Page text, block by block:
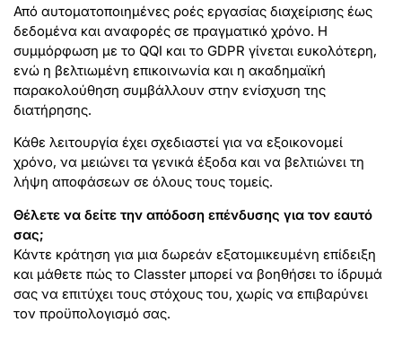
Από αυτοματοποιημένες ροές εργασίας διαχείρισης έως
δεδομένα και αναφορές σε πραγματικό χρόνο. Η
συμμόρφωση με το QQI και το GDPR γίνεται ευκολότερη,
ενώ η βελτιωμένη επικοινωνία και η ακαδημαϊκή
παρακολούθηση συμβάλλουν στην ενίσχυση της
διατήρησης.
Κάθε λειτουργία έχει σχεδιαστεί για να εξοικονομεί
χρόνο, να μειώνει τα γενικά έξοδα και να βελτιώνει τη
λήψη αποφάσεων σε όλους τους τομείς.
Θέλετε να δείτε την απόδοση επένδυσης για τον εαυτό
σας;
Κάντε κράτηση για μια δωρεάν εξατομικευμένη επίδειξη
και μάθετε πώς το Classter μπορεί να βοηθήσει το ίδρυμά
σας να επιτύχει τους στόχους του, χωρίς να επιβαρύνει
τον προϋπολογισμό σας.